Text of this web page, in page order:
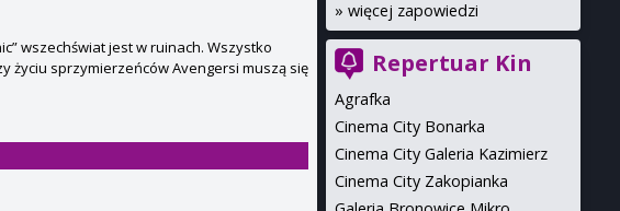
wszechświat jest w ruinach. Wszystko
życiu sprzymierzeńców Avengersi muszą się
» więcej zapowiedzi
Repertuar Kin
Agrafka
Cinema City Bonarka
Cinema City Galeria Kazimierz
Cinema City Zakopianka